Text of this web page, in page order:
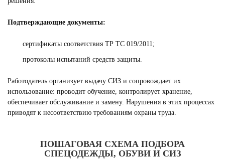
Подтверждающие документы:
сертификаты соответствия ТР ТС 019/2011;
протоколы испытаний средств защиты.
Работодатель организует выдачу СИЗ и сопровождает их
использование: проводит обучение, контролирует хранение,
обеспечивает обслуживание и замену. Нарушения в этих процессах
приводят к несоответствию требованиям охраны труда.
ПОШАГОВАЯ СХЕМА ПОДБОРА
СПЕЦОДЕЖДЫ, ОБУВИ И СИЗ